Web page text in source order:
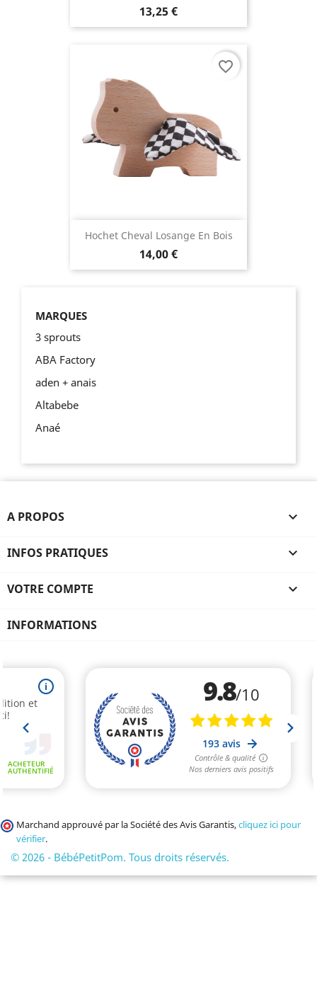
13,25 €
Hochet Cheval Losange En Bois
14,00 €
favorite_border
MARQUES
3 sprouts
ABA Factory
aden + anais
Altabebe
Anaé
A PROPOS 
INFOS PRATIQUES 
VOTRE COMPTE 
INFORMATIONS
Marchand approuvé par la Société des Avis Garantis,cliquez ici pour
vérifier.
© 2026 - BébéPetitPom. Tous droits réservés.